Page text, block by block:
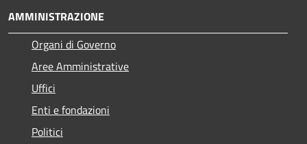
AMMINISTRAZIONE
Organi di Governo
Aree Amministrative
Uffici
Enti e fondazioni
Politici